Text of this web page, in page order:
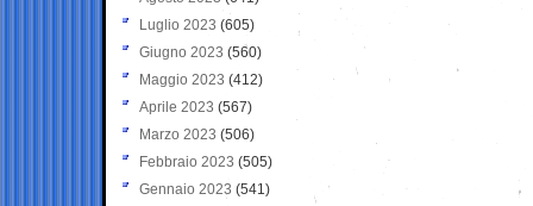
Luglio 2023 (605)
Giugno 2023 (560)
Maggio 2023 (412)
Aprile 2023 (567)
Marzo 2023 (506)
Febbraio 2023 (505)
Gennaio 2023 (541)